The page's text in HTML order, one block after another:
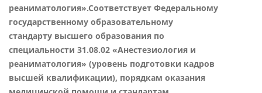
реаниматология».Соответствует Федеральному
государственному образовательному
стандарту высшего образования по
специальности 31.08.02 «Анестезиология и
реаниматология» (уровень подготовки кадров
высшей квалификации), порядкам оказания